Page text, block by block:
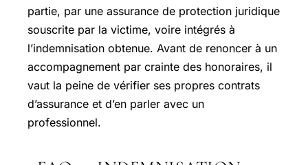
partie, par une assurance de protection juridique
souscrite par la victime, voire intégrés à
l’indemnisation obtenue. Avant de renoncer à un
accompagnement par crainte des honoraires, il
vaut la peine de vérifier ses propres contrats
d’assurance et d’en parler avec un
professionnel.